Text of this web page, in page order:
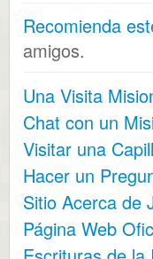
Recomienda
amigos.
Una Visita
Chat con un
Visitar una
Hacer un
Sitio Acerca de
Página Web